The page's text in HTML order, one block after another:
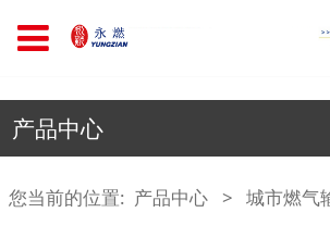
产品中心
您当前的位置: 产品中心 > 城市燃气